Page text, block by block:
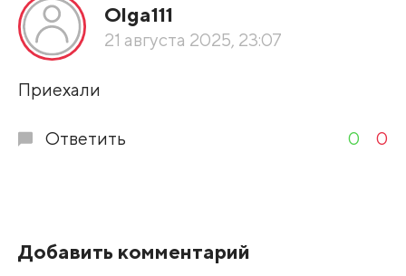
Olga111
21 августа 2025, 23:07
Приехали
Ответить 0 0
Добавить комментарий